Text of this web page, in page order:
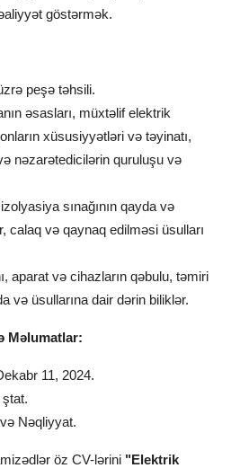
göstərmək.
peşə təhsili.
əsasları, müxtəlif elektrik
xüsusiyyətləri və təyinatı,
nəzarətedicilərin quruluşu və
sınağının qayda və
calaq və qaynaq edilməsi üsulları
aparat və cihazların qəbulu, təmiri
və üsullarına dair dərin biliklər.
Məlumatlar:
11, 2024.
ştat.
Nəqliyyat.
öz CV-lərini "Elektrik